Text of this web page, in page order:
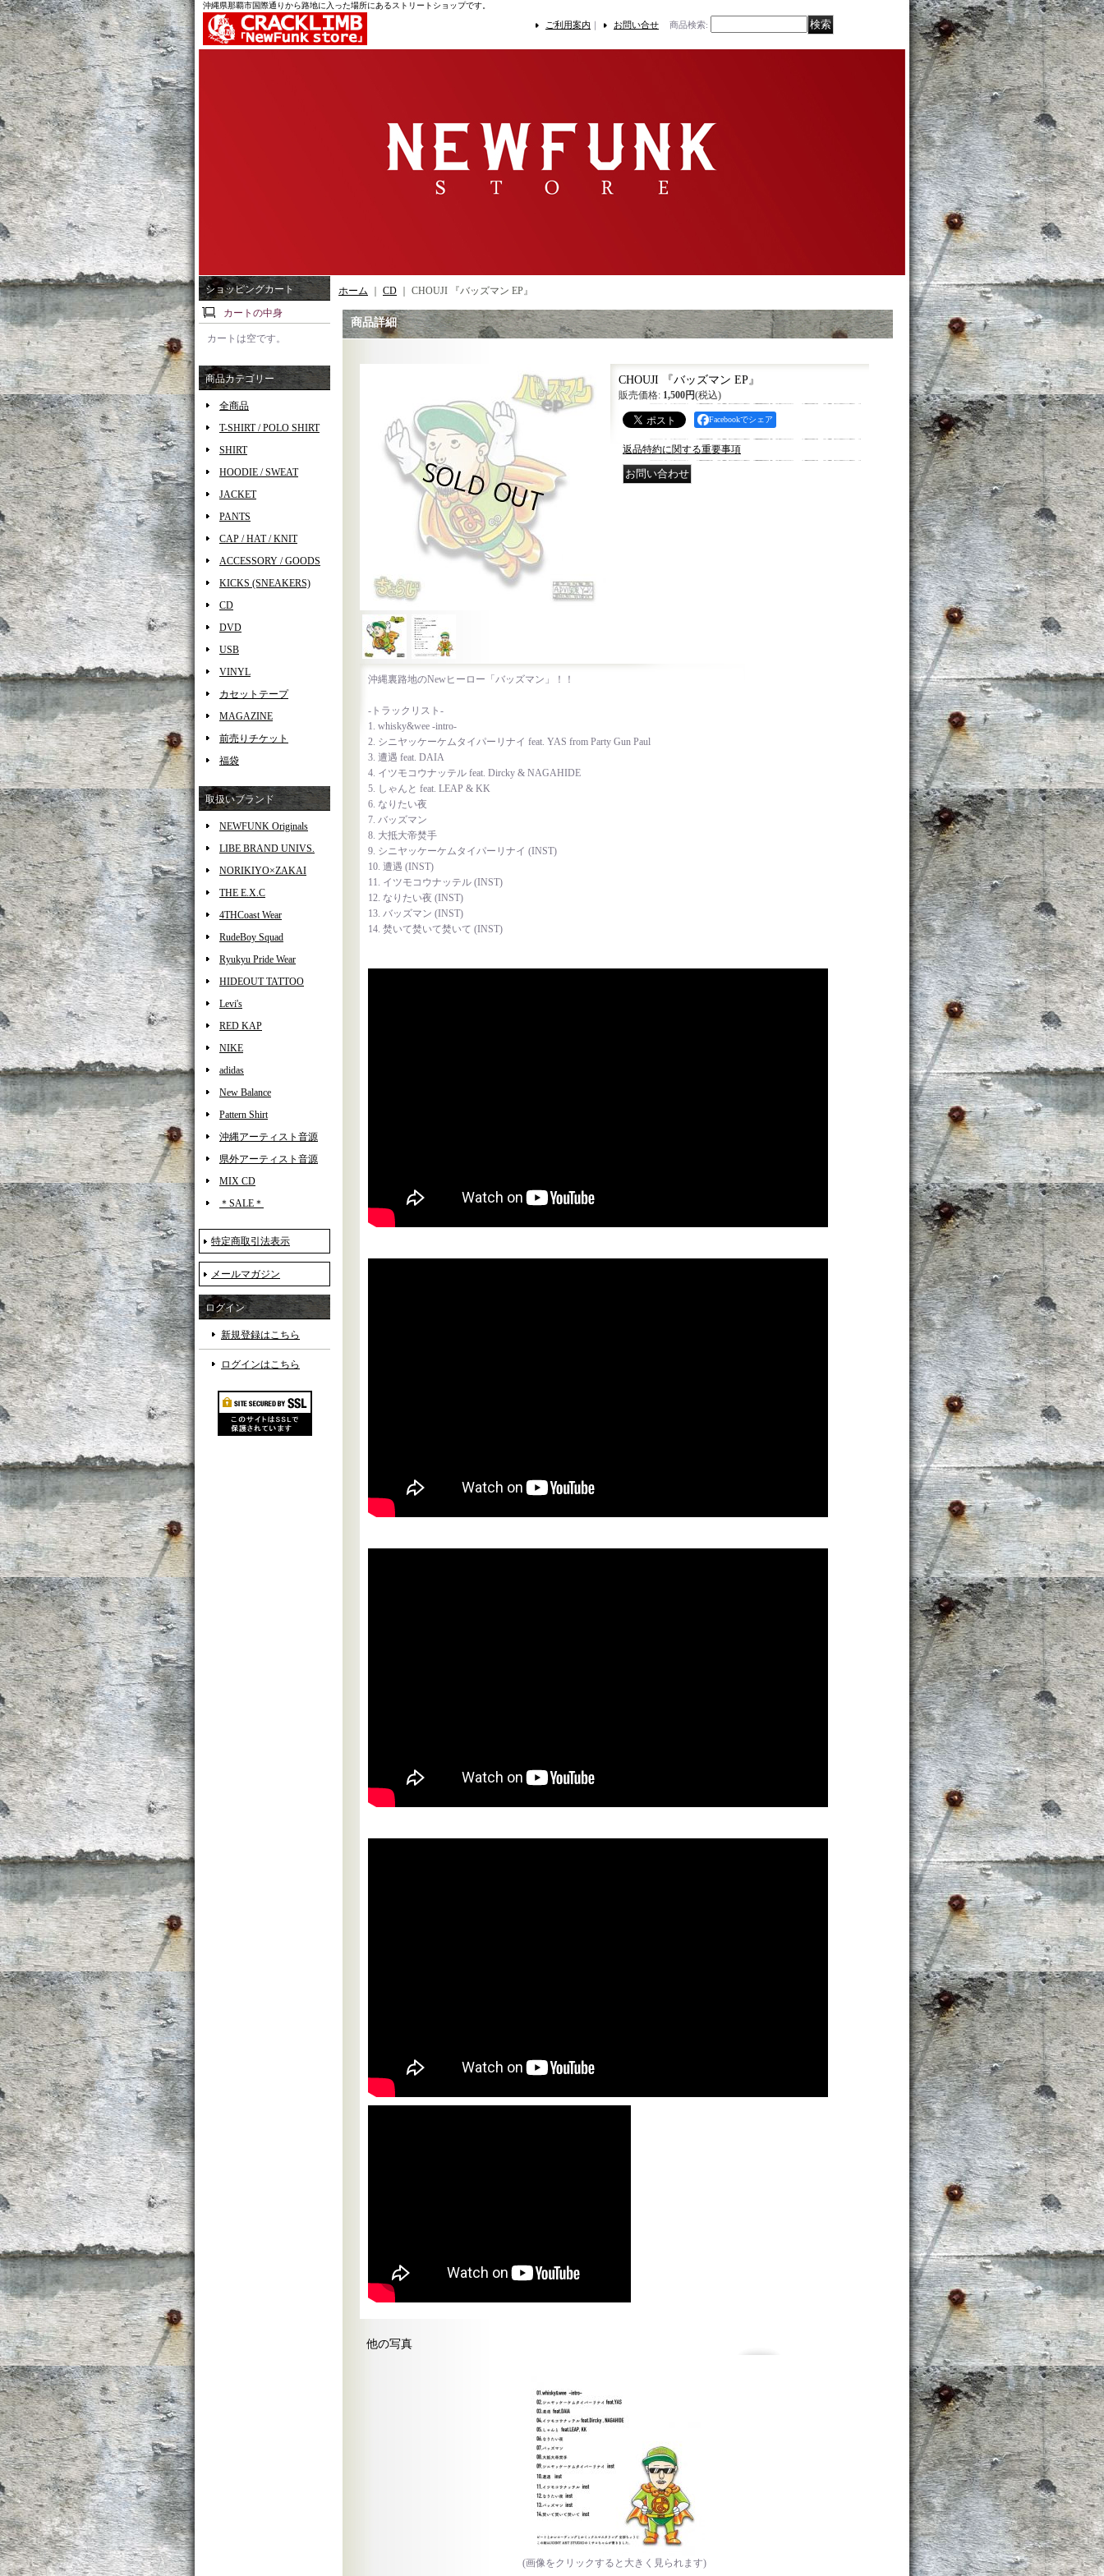
沖縄県那覇市国際通りから路地に入った場所にあるストリートショップです。
ご利用案内 ｜ お問い合せ 商品検索:
ショッピングカート
カートの中身
カートは空です。
商品カテゴリー
全商品
T-SHIRT / POLO SHIRT
SHIRT
HOODIE / SWEAT
JACKET
PANTS
CAP / HAT / KNIT
ACCESSORY / GOODS
KICKS (SNEAKERS)
CD
DVD
USB
VINYL
カセットテープ
MAGAZINE
前売りチケット
福袋
取扱いブランド
NEWFUNK Originals
LIBE BRAND UNIVS.
NORIKIYO×ZAKAI
THE E.X.C
4THCoast Wear
RudeBoy Squad
Ryukyu Pride Wear
HIDEOUT TATTOO
Levi's
RED KAP
NIKE
adidas
New Balance
Pattern Shirt
沖縄アーティスト音源
県外アーティスト音源
MIX CD
＊SALE＊
特定商取引法表示
メールマガジン
ログイン
新規登録はこちら
ログインはこちら
ホーム CD CHOUJI 『バッズマン EP』
商品詳細
CHOUJI 『バッズマン EP』
販売価格: 1,500円(税込)
Facebookでシェア
返品特約に関する重要事項
沖縄裏路地のNewヒーロー「バッズマン」！！
-トラックリスト-
1. whisky&wee -intro-
2. シニヤッケーケムタイパーリナイ feat. YAS from Party Gun Paul
3. 遭遇 feat. DAIA
4. イツモコウナッテル feat. Dircky & NAGAHIDE
5. しゃんと feat. LEAP & KK
6. なりたい夜
7. バッズマン
8. 大抵大帝焚手
9. シニヤッケーケムタイパーリナイ (INST)
10. 遭遇 (INST)
11. イツモコウナッテル (INST)
12. なりたい夜 (INST)
13. バッズマン (INST)
14. 焚いて焚いて焚いて (INST)
他の写真
(画像をクリックすると大きく見られます)